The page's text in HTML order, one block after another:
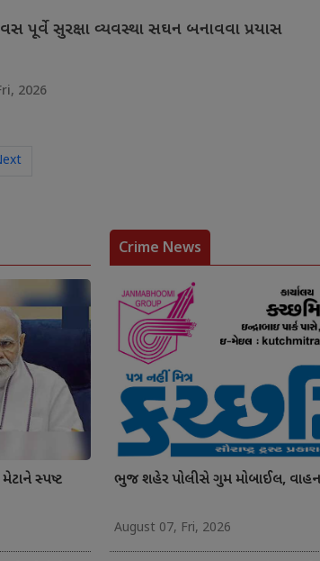
પૂર્વે સુરક્ષા વ્યવસ્થા સઘન બનાવવા પ્રયાસ
2026
સ્પષ્ટ
Crime News
ભુજ શહેર પોલીસે ગુમ મોબાઈલ,
August 07, Fri, 2026